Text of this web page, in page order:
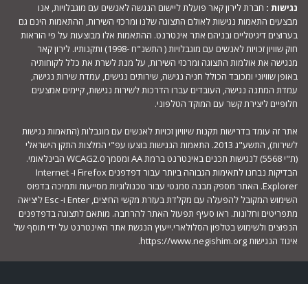
נגישות : חברת לירון קאר פועלת ליישום הנגשה לאנשים עם מוגבלויות, אנו
מבצעים התאמות נגישות לאולם התצוגה שלנו ומרכזי השירות, ההתאמות הינם גם
בערוצים דיגיטליים ובניהם אתר אינטרנט. ההתאמות אלו מבוצעות על פי הוראות
חוק שוויון זכויות לאנשים עם מוגבלויות ( התשנ"ח -1998) ותקנותיו. לירון קאר
מנגישה את אולמות התצוגה ומרכזי השירות, על מנת לשרת את כלל לקוחותיה
באופן שוויוני ומכובד הכולל חניה נגישה, שירותים נגישים, עמדת שירות נגישה,
עמדת המתנה נגישה, העובדים עברו הדרכות לשירות נגישות, קיימים אמצעים
חלופיים ליצירת קשר עם המוקד הטלפוני.
אתר זה עומד בדרישות תקנות שיוויון זכויות לאנשים עם מוגבלות (התאמות נגישות
לשירות), התשע"ג 2013. התאמות הנגישות בוצעו עפ"י המלצות התקן הישראלי
(ת"י 5568) לנגישות תכנים באינטרנט ברמת AA ומסמך WCAG2.0 הבינלאומי.
הבדיקות נבחנו לתאימות הגבוהה ביותר עבור דפדפנים Firefox ו- Internet
Explorer. האתר מספק מבנה סמנטי עבור טכנולוגיות מסייעות ותמיכה בדפוס
השימוש המקובל להפעלה עם מקלדת בעזרת מקשי החיצים, Enter ו- Esc ליציאה
מתפריטים וחלונות. ראו סעיף תפעול האתר להרחבה. מותאם לתצוגה בדפדפנים
הנפוצים ולשימוש בטלפון הסלולארי.ייעוץ הנגשת אתר האינטרנט על ידי תוסף של
איגוד הנגישות https://www.negishim.org.